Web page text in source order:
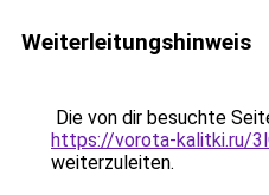
Weiterleitungshinweis
Die von dir besuchte
https://vorota-kalitki.ru/
weiterzuleiten.